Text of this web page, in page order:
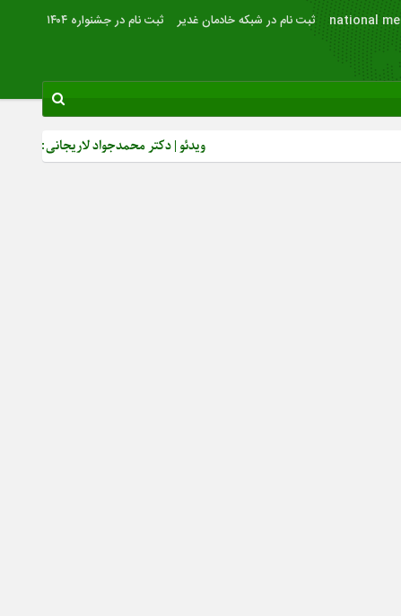
national ثبت نام در شبکه خادمان غدیر ثبت نام در جشنواره ۱۴۰۴
ویدئو | دکتر محمدجواد لاریجانی: از رشد بصیرت سیاسی